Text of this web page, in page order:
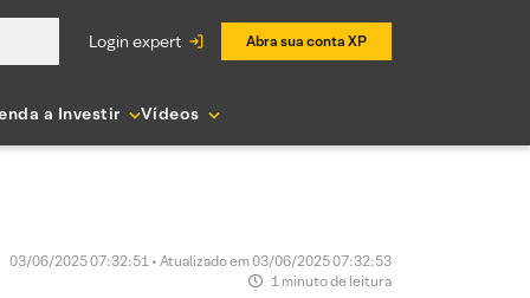
login expert Abra sua conta XP
a Investir Vídeos
03/06/2025 07:32:51 • Atualizado em 03/06/2025 07:32:53
1 minuto de leitura